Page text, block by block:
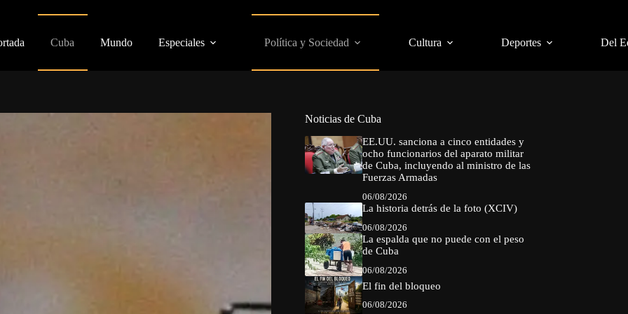
Cuba Mundo Especiales Política y Sociedad Cultura Deportes Del
Noticias de Cuba
EE.UU. sanciona a cinco entidades y
ocho funcionarios del aparato militar
de Cuba, incluyendo al ministro de las
Fuerzas Armadas
06/08/2026
La historia detrás de la foto (XCIV)
06/08/2026
La espalda que no puede con el peso
de Cuba
06/08/2026
El fin del bloqueo
06/08/2026